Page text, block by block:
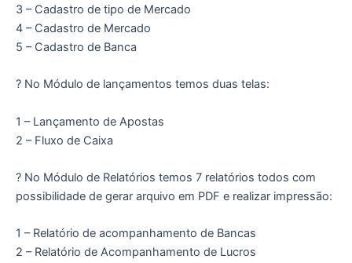
3 – Cadastro de tipo de Mercado
4 – Cadastro de Mercado
5 – Cadastro de Banca
? No Módulo de lançamentos temos duas telas:
1 – Lançamento de Apostas
2 – Fluxo de Caixa
? No Módulo de Relatórios temos 7 relatórios todos com
possibilidade de gerar arquivo em PDF e realizar impressão:
1 – Relatório de acompanhamento de Bancas
2 – Relatório de Acompanhamento de Lucros